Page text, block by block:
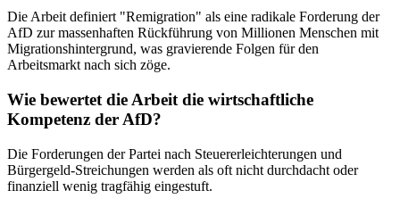
Die Arbeit definiert "Remigration" als eine radikale Forderung der
AfD zur massenhaften Rückführung von Millionen Menschen mit
Migrationshintergrund, was gravierende Folgen für den
Arbeitsmarkt nach sich zöge.
Wie bewertet die Arbeit die wirtschaftliche
Kompetenz der AfD?
Die Forderungen der Partei nach Steuererleichterungen und
Bürgergeld-Streichungen werden als oft nicht durchdacht oder
finanziell wenig tragfähig eingestuft.